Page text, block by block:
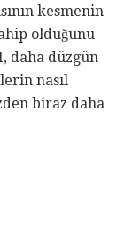
kesmenin
olduğunu
daha düzgün
nasıl
biraz daha